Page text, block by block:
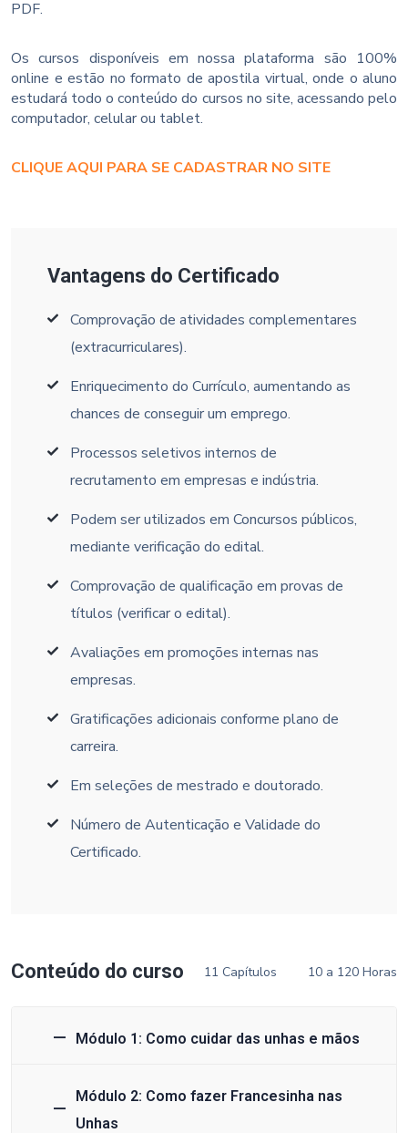
PDF.
Os cursos disponíveis em nossa plataforma são 100%
online e estão no formato de apostila virtual, onde o aluno
estudará todo o conteúdo do cursos no site, acessando pelo
computador, celular ou tablet.
CLIQUE AQUI PARA SE CADASTRAR NO SITE
Vantagens do Certificado
Comprovação de atividades complementares
(extracurriculares).
Enriquecimento do Currículo, aumentando as
chances de conseguir um emprego.
Processos seletivos internos de
recrutamento em empresas e indústria.
Podem ser utilizados em Concursos públicos,
mediante verificação do edital.
Comprovação de qualificação em provas de
títulos (verificar o edital).
Avaliações em promoções internas nas
empresas.
Gratificações adicionais conforme plano de
carreira.
Em seleções de mestrado e doutorado.
Número de Autenticação e Validade do
Certificado.
Conteúdo do curso 11 Capítulos 10 a 120 Horas
Módulo 1: Como cuidar das unhas e mãos
Módulo 2: Como fazer Francesinha nas
Unhas